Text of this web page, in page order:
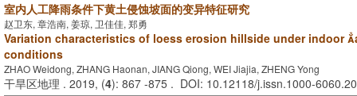
室内人工降雨条件下黄土侵蚀坡面的变异特征研究
赵卫东, 章浩南, 姜琼, 卫佳佳, 郑勇
Variation characteristics of loess erosion hillside under indoor
conditions
ZHAO Weidong, ZHANG Haonan, JIANG Qiong, WEI Jiajia, ZHENG Yong
干旱区地理 . 2019, (4): 867 -875 . DOI: 10.12118/j.issn.1000-